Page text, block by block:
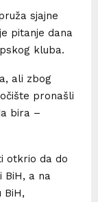
sjajne
pitanje dana
kluba.
ali zbog
pronašli
bira –
otkrio da do
BiH, a na
BiH,